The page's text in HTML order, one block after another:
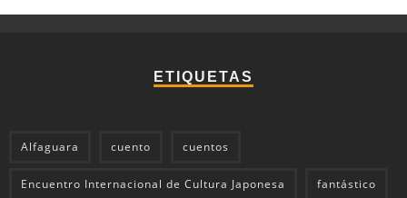
ETIQUETAS
Alfaguara cuento cuentos
Encuentro Internacional de Cultura Japonesa fantástico